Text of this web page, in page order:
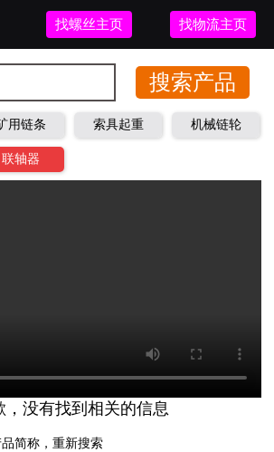
找螺丝主页 找物流主页
用链条 索具起重 机械链轮
联轴器
，没有找到相关的信息
简称，重新搜索